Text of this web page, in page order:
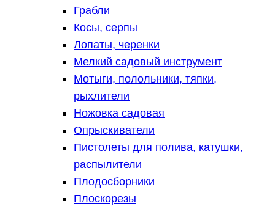
Грабли
Косы, серпы
Лопаты, черенки
Мелкий садовый инструмент
Мотыги, полольники, тяпки,
рыхлители
Ножовка садовая
Опрыскиватели
Пистолеты для полива, катушки,
распылители
Плодосборники
Плоскорезы